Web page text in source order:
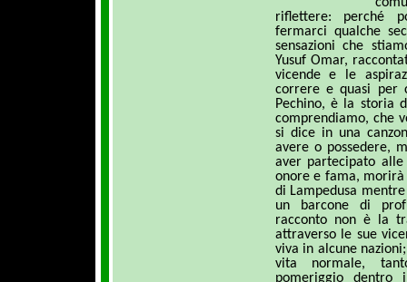
riflettere: perché
fermarci qualche
sensazioni che
Yusuf Omar,
vicende e le
correre e quasi per
Pechino, è la storia
comprendiamo, che
si dice in una
avere o possedere,
aver partecipato
onore e fama,
di Lampedusa
un barcone di
racconto non è la
attraverso le sue
viva in alcune
vita normale,
pomeriggio dentro